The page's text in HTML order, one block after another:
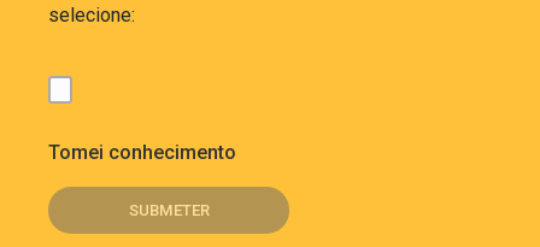
selecione:
Tomei conhecimento